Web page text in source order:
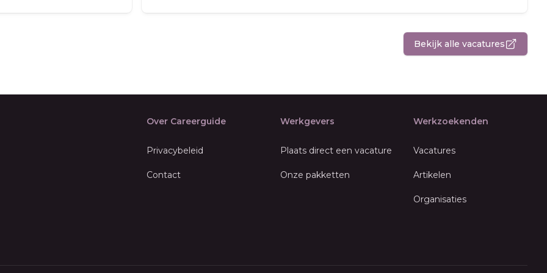
Bekijk alle vacatures
Over Careerguide
Privacybeleid
Contact
Werkgevers
Plaats direct een vacature
Onze pakketten
Werkzoekenden
Vacatures
Artikelen
Organisaties